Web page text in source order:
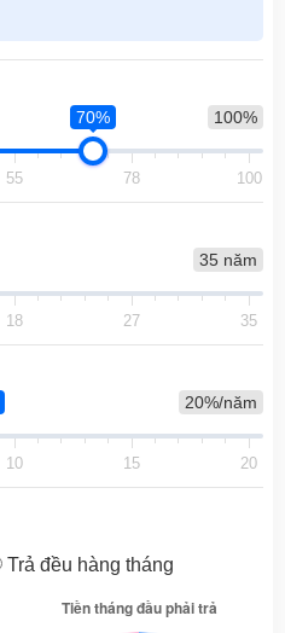
100%
70%
55 78 100
35 năm
18 27 35
20%/năm
10 15 20
Trả đều hàng tháng